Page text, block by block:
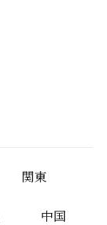
関東
中国